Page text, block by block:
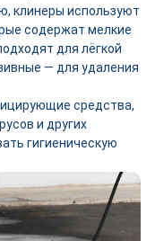
клинеры используют
содержат мелкие
для лёгкой
— для удаления
средства,
и других
гигиеническую